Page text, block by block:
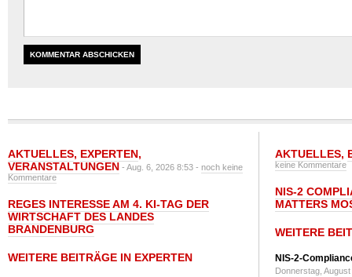
AKTUELLES, EXPERTEN,
VERANSTALTUNGEN - Aug. 6, 2026 8:53 - noch keine
Kommentare
REGES INTERESSE AM 4. KI-TAG DER
WIRTSCHAFT DES LANDES
BRANDENBURG
WEITERE BEITRÄGE IN EXPERTEN
AKTUELLES,
keine Kommentare
NIS-2
MATTERS
WEITERE
NIS-2-
Donnerstag,